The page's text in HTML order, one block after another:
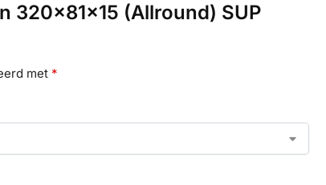
320x81x15 (Allround) SUP
met *